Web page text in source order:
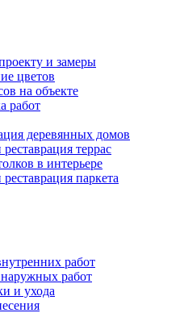
и замеры
цветов
на объекте
работ
деревянных домов
террас
в интерьере
паркета
работ
работ
и ухода